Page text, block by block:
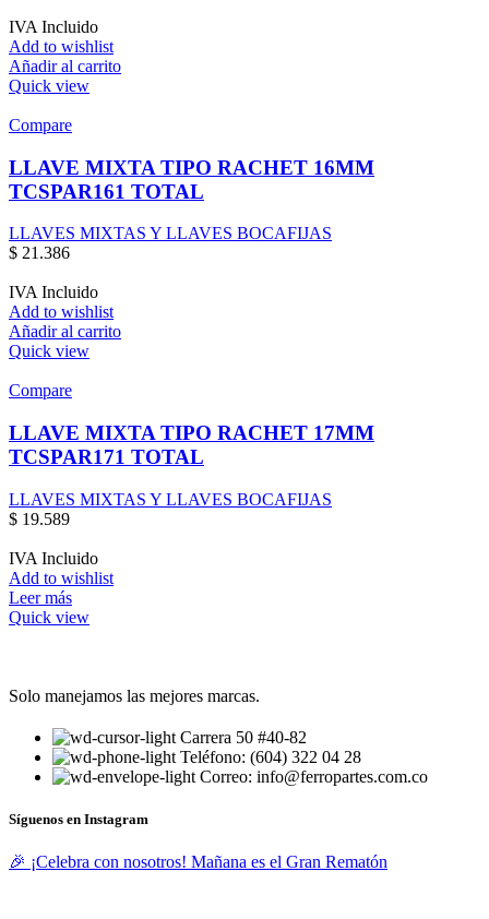
IVA Incluido
Add to wishlist
Añadir al carrito
Quick view
Compare
LLAVE MIXTA TIPO RACHET 16MM
TCSPAR161 TOTAL
LLAVES MIXTAS Y LLAVES BOCAFIJAS
$ 21.386
IVA Incluido
Add to wishlist
Añadir al carrito
Quick view
Compare
LLAVE MIXTA TIPO RACHET 17MM
TCSPAR171 TOTAL
LLAVES MIXTAS Y LLAVES BOCAFIJAS
$ 19.589
IVA Incluido
Add to wishlist
Leer más
Quick view
Solo manejamos las mejores marcas.
Carrera 50 #40-82
Teléfono: (604) 322 04 28
Correo: info@ferropartes.com.co
Síguenos en Instagram
🎉 ¡Celebra con nosotros! Mañana es el Gran Rematón